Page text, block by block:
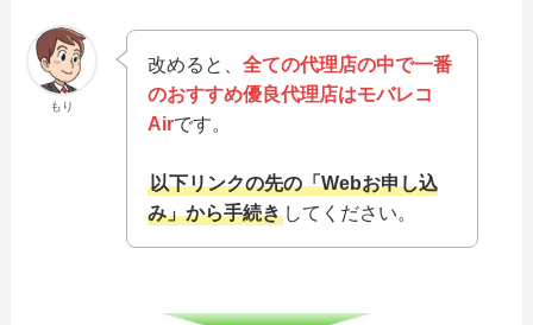
もり
改めると、 全ての代理店の中で一番
のおすすめ優良代理店はモバレコ
Airです。
以下リンクの先の「Webお申し込
み」から手続きしてください。